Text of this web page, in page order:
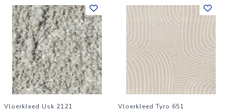
Vloerkleed Usk 2121 Vloerkleed Tyro 651